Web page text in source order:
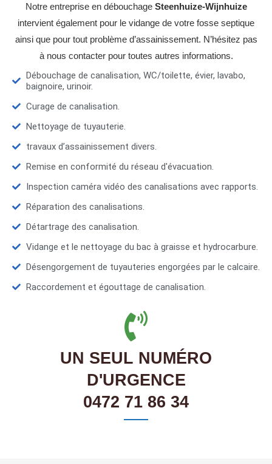
Notre entreprise en débouchage Steenhuize-Wijnhuize
intervient également pour le vidange de votre fosse septique
ainsi que pour tout problème d’assainissement. N’hésitez pas
à nous contacter pour toutes autres informations.
Débouchage de canalisation, WC/toilette, évier, lavabo,
baignoire, urinoir.
Curage de canalisation.
Nettoyage de tuyauterie.
travaux d’assainissement divers.
Remise en conformité du réseau d'évacuation.
Inspection caméra vidéo des canalisations avec rapports.
Réparation des canalisations.
Détartrage des canalisation.
Vidange et le nettoyage du bac à graisse et hydrocarbure.
Désengorgement de tuyauteries engorgées par le calcaire.
Raccordement et égouttage de canalisation.
UN SEUL NUMÉRO
D'URGENCE
0472 71 86 34